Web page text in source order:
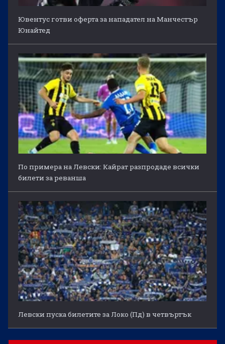
Ювентус готви оферта за нападател на Манчестър
Юнайтед
По примера на Левски: Кайрат разпродаде всички
билети за реванша
Левски пуска билетите за Локо (Пд) в четвъртък